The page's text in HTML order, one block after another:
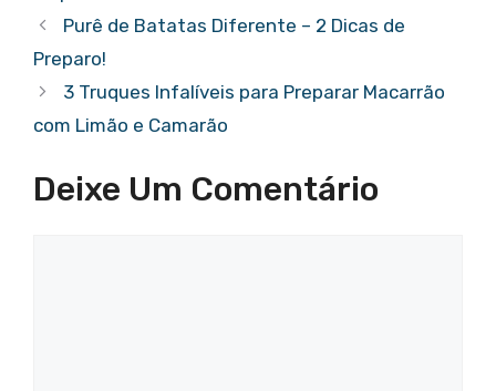
Purê de Batatas Diferente – 2 Dicas de
Preparo!
3 Truques Infalíveis para Preparar Macarrão
com Limão e Camarão
Deixe Um Comentário